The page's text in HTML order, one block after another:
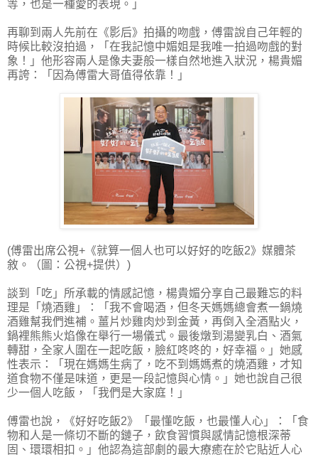
等，也是一種愛的表現。」
再聊到兩人先前在《影后》拍攝的吻戲，傅雷說自己年輕的
時候比較沒拍過，「在我記憶中媚姐是我唯一拍過吻戲的對
象！」他形容兩人是像夫妻般一樣自然地進入狀況，楊貴媚
再誇：「因為傅雷大哥值得依靠！」
(傅雷出席公視+《就算一個人也可以好好的吃飯2》媒體茶
敘。（圖：公視+提供）)
談到「吃」所承載的情感記憶，楊貴媚分享自己最難忘的料
理是「燒酒雞」：「我不會喝酒，但冬天媽媽總會煮一鍋燒
酒雞幫我們進補。薑片炒雞肉炒到金黃，再倒入全酒點火，
鍋裡熊熊火焰像在舉行一場儀式。最後燉到湯變乳白、酒氣
轉甜，全家人圍在一起吃飯，臉紅咚咚的，好幸福。」她感
性表示：「現在媽媽生病了，吃不到媽媽煮的燒酒雞，才知
道食物不僅是味道，更是一段記憶與心情。」她也說自己很
少一個人吃飯，「我們是大家庭！」
傅雷也說，《好好吃飯2》「最懂吃飯，也最懂人心」：「食
物和人是一條切不斷的鏈子，飲食習慣與感情記憶根深蒂
固、環環相扣。」他認為這部劇的最大療癒在於它貼近人心